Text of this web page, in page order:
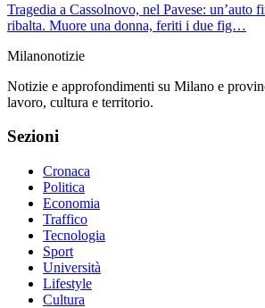
Tragedia a Cassolnovo, nel Pavese: un’auto
ribalta. Muore una donna, feriti i due fig…
Milanonotizie
Notizie e approfondimenti su Milano e
lavoro, cultura e territorio.
Sezioni
Cronaca
Politica
Economia
Traffico
Tecnologia
Sport
Università
Lifestyle
Cultura